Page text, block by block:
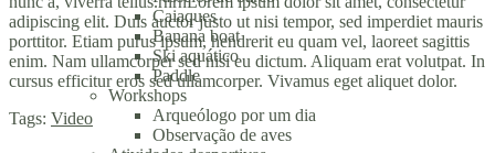
Caiaques
Banana boat
Ski aquático
Paddle
Workshops
Arqueólogo por um dia
Observação de aves
adipiscing elit. Duis auctor justo ut nisi tempor, sed imperdiet mauris
porttitor. Etiam purus ipsum, hendrerit eu quam vel, laoreet sagittis
enim. Nam ullamcorper sed nisi eu dictum. Aliquam erat volutpat. In
cursus efficitur eros sed ullamcorper. Vivamus eget aliquet dolor.
Tags: Video